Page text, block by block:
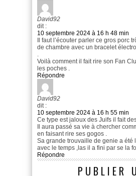
David92
dit :
10 septembre 2024 à 16 h 48 min
Il faut l’écouter parler ce gros porc
de chambre avec un bracelet
.
Voilà comment il fait rire son Fan
les poches .
Répondre
David92
dit :
10 septembre 2024 à 16 h 55 min
Ce type est jaloux des Juifs il fait
Il aura passé sa vie à chercher
en faisant rire ses gogos .
Sa grande trouvaille de genie a
avec le temps ,las il a fini par se la
Répondre
PUBLIER